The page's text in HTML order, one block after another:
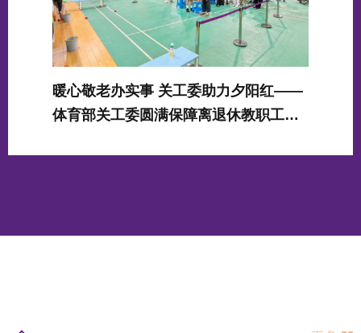
暖心敬老办实事 关工委助力夕阳红——
体育部关工委圆满保障离退休教职工趣